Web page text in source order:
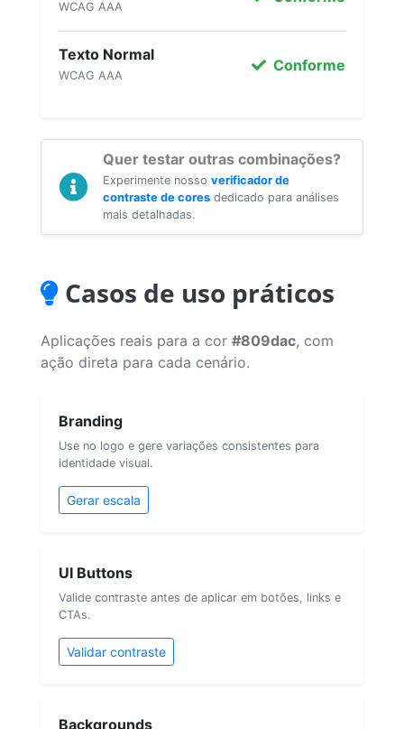
WCAG AAA
Texto Normal
WCAG AAA
Conforme
Quer testar outras combinações?
Experimente nosso verificador de
contraste de cores dedicado para análises
mais detalhadas.
Casos de uso práticos
Aplicações reais para a cor #809dac, com
ação direta para cada cenário.
Branding
Use no logo e gere variações consistentes para
identidade visual.
Gerar escala
UI Buttons
Valide contraste antes de aplicar em botões, links e
CTAs.
Validar contraste
Backgrounds